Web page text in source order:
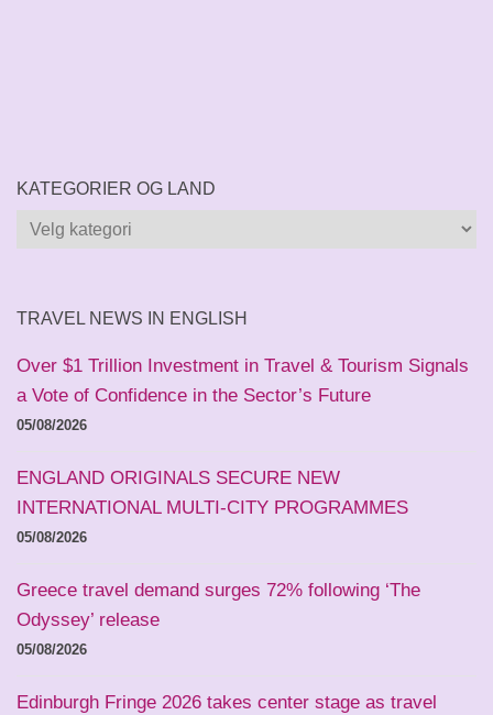
KATEGORIER OG LAND
Kategorier
TRAVEL NEWS IN ENGLISH
Over $1 Trillion Investment in Travel & Tourism Signals
a Vote of Confidence in the Sector’s Future
05/08/2026
ENGLAND ORIGINALS SECURE NEW
INTERNATIONAL MULTI-CITY PROGRAMMES
05/08/2026
Greece travel demand surges 72% following ‘The
Odyssey’ release
05/08/2026
Edinburgh Fringe 2026 takes center stage as travel